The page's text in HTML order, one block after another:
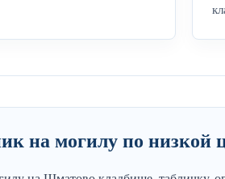
на могилу по низкой